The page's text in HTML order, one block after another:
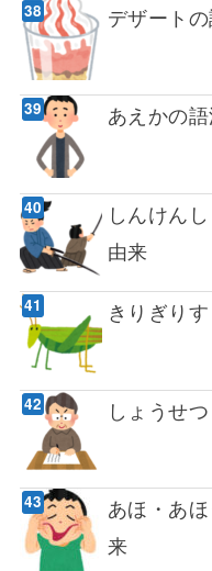
デザート
あえかの
しんけん
由来
きりぎり
しょうせ
あほ・あ
来